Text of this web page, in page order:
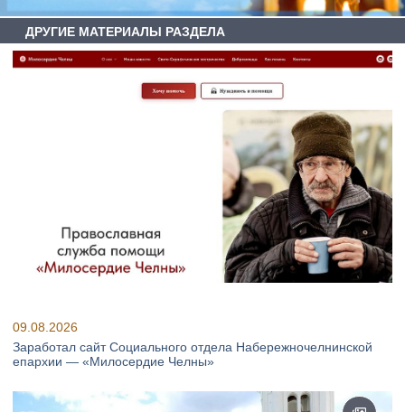
ДРУГИЕ МАТЕРИАЛЫ РАЗДЕЛА
09.08.2026
Заработал сайт Социального отдела Набережночелнинской
епархии — «Милосердие Челны»